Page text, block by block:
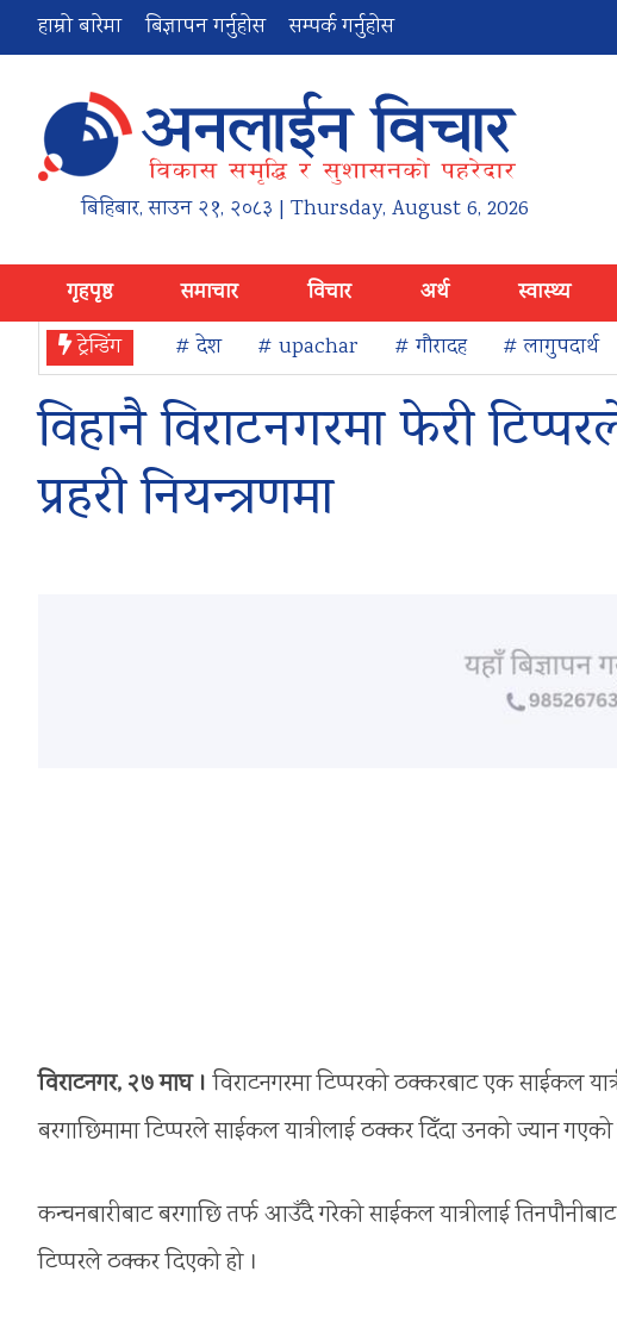
हाम्रो बारेमा बिज्ञापन गर्नुहोस सम्पर्क गर्नुहोस
बिहिबार,साउन २१, २०८३ | Thursday, August 6, 2026
गृहपृष्ठ समाचार विचार अर्थ स्वास्थ्य
ट्रेन्डिंग
# देश # upachar # गौरादह # लागुपदार्थ
विहानै विराटनगरमा फेरी
प्रहरी नियन्त्रणमा
विराटनगर, २७ माघ । विराटनगरमा टिप्परको ठक्करबाट एक साईकल
बरगाछिमामा टिप्परले साईकल यात्रीलाई ठक्कर दिँदा उनको ज्यान गएको
कन्चनबारीबाट बरगाछि तर्फ आउँदै गरेको साईकल यात्रीलाई
टिप्परले ठक्कर दिएको हो ।